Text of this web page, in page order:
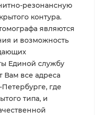
резонансную
контура.
являются
и возможность
Единой службу
Вам все адреса
где
типа, и